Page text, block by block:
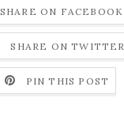
SHARE ON FACEBOOK
SHARE ON TWITTER
PIN THIS POST